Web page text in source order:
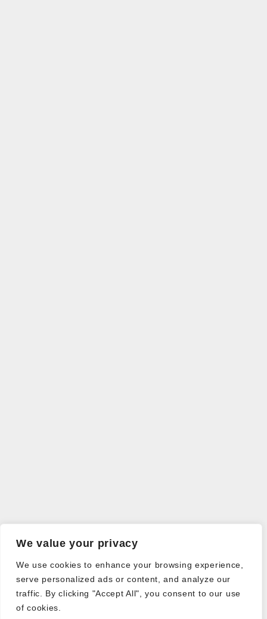
We value your privacy
We use cookies to enhance your browsing experience,
serve personalized ads or content, and analyze our
traffic. By clicking "Accept All", you consent to our use
of cookies.